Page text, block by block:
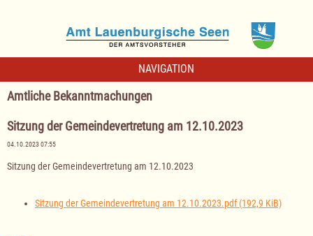
NAVIGATION
Amtliche Bekanntmachungen
Sitzung der Gemeindevertretung am 12.10.2023
04.10.2023 07:55
Sitzung der Gemeindevertretung am 12.10.2023
Sitzung der Gemeindevertretung am 12.10.2023.pdf(192,9 KiB)